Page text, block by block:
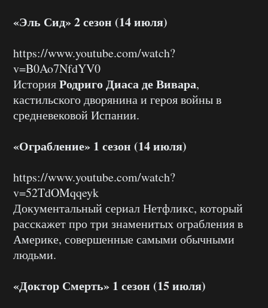
«Эль Сид» 2 сезон (14 июля)
https://www.youtube.com/watch?
v=B0Ao7NfdYV0
ИсторияРодриго Диаса де Вивара,
кастильского дворянина и героя войны в
средневековой Испании.
«Ограбление» 1 сезон (14 июля)
https://www.youtube.com/watch?
v=52TdOMqqeyk
Документальный сериал Нетфликс, который
расскажет про три знаменитых ограбления в
Америке, совершенные самыми обычными
людьми.
«Доктор Смерть» 1 сезон (15 июля)